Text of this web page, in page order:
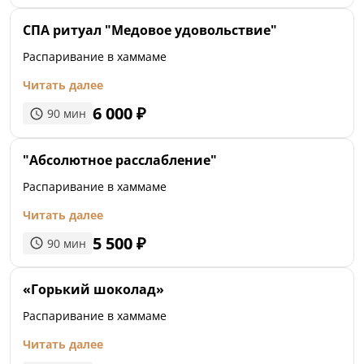
Стоимость часа Хаммама: 2500 рублей (6 человек)
человек)
СПА ритуал "Медовое удовольствие"
Распаривание в хаммаме
Читать далее
90 мин 6 000₽
"Абсолютное расслабление"
Распаривание в хаммаме
Читать далее
90 мин 5 500₽
«Горький шоколад»
Распаривание в хаммаме
Читать далее